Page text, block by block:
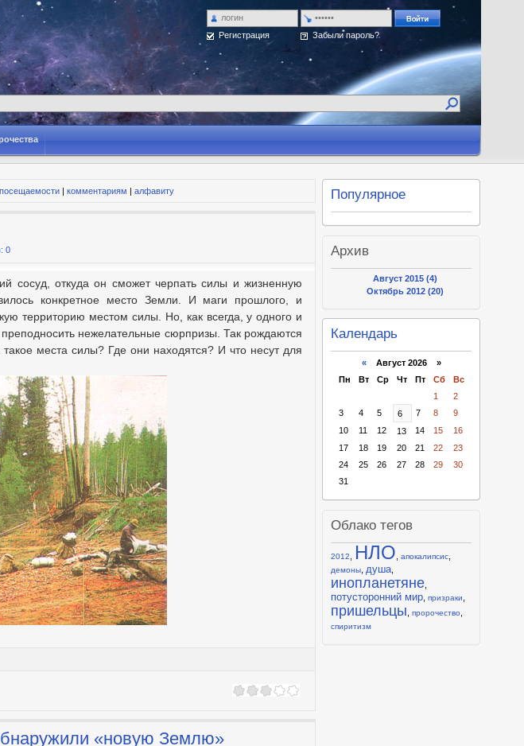
Регистрация Забыли пароль?
Популярное
Архив
Август 2015 (4)
Октябрь 2012 (20)
Календарь
«Август 2026 »
Пн
Вт Ср Чт Пт Сб
Вс
1
2
3
4 5 6 7 8
9
10
11 12 13 14 15
16
17
18 19 20 21 22
23
24
25 26 27 28 29
30
31
Облако тегов
2012 НЛО ,апокалипсис
демоны душа
инопланетяне
потусторонний мир ,призраки
пришельцы ,пророчество
спиритизм
посещаемости | комментариям | алфавиту
0
сосуд, откуда он сможет черпать силы и жизненную
конкретное место Земли. И маги прошлого, и
территорию местом силы. Но, как всегда, у одного и
нежелательные сюрпризы. Так рождаются
места силы? Где они находятся? И что несут для
«новую Землю»